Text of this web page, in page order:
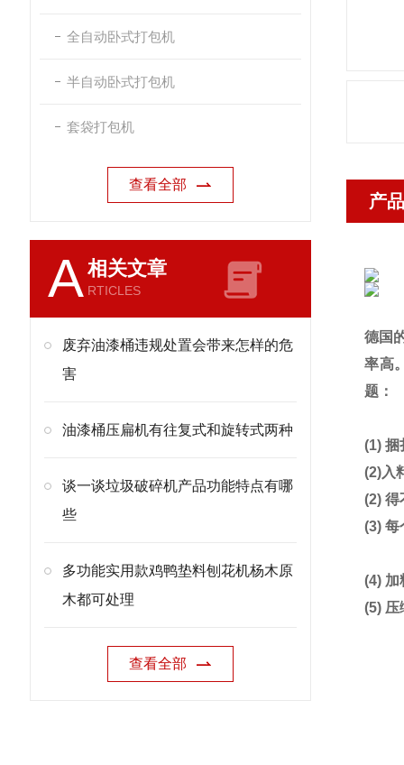
全自动卧式打包机
半自动卧式打包机
套袋打包机
查看全部
A相关文章
RTICLES
废弃油漆桶违规处置会带来怎样的危
害
油漆桶压扁机有往复式和旋转式两种
谈一谈垃圾破碎机产品功能特点有哪
些
多功能实用款鸡鸭垫料刨花机杨木原
木都可处理
查看全部
产
德国
率高
题：
(1) 捆
(2)入
(2) 得
(3) 每
(4) 加
(5) 压